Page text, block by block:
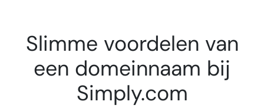
Slimme voordelen van
een domeinnaam bij
Simply.com